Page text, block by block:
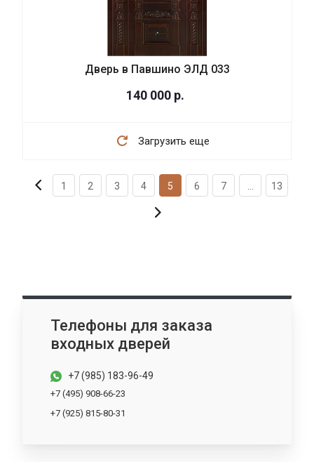
Дверь в Павшино ЭЛД 033
140 000 р.
Загрузить еще
1 2 3 4 5 6 7 13
Телефоны для заказа
входных дверей
+7 (985) 183-96-49
+7 (495) 908-66-23
+7 (925) 815-80-31